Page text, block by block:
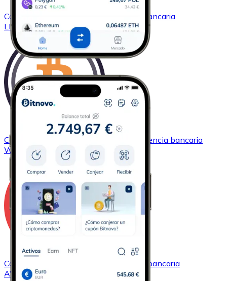
Comprar
con transferencia bancaria
LINK
Comprar
con transferencia bancaria
WBTC
Comprar
con transferencia bancaria
AVAX